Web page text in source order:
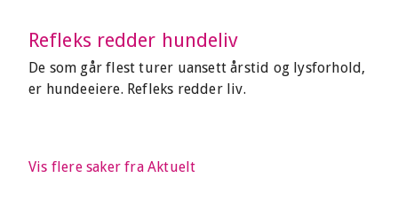
Refleks redder hundeliv
De som går flest turer uansett årstid og lysforhold,
er hundeeiere. Refleks redder liv.
Vis flere saker fra Aktuelt